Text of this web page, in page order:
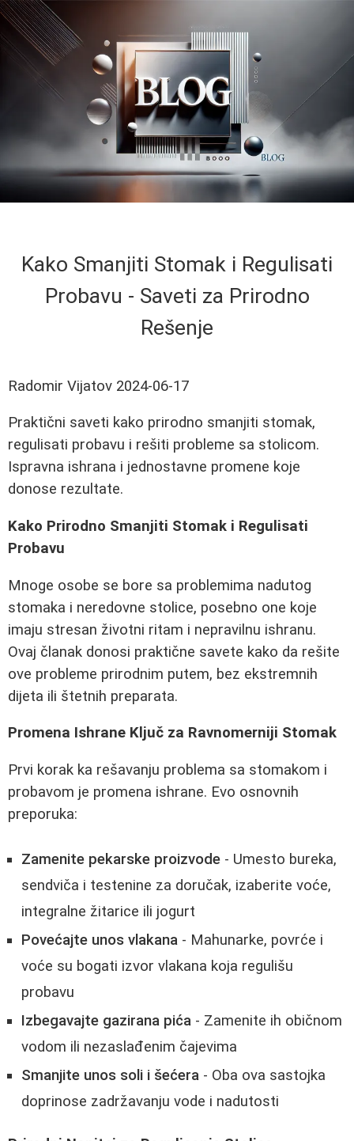
Kako Smanjiti Stomak i Regulisati
Probavu - Saveti za Prirodno
Rešenje
Radomir Vijatov 2024-06-17
Praktični saveti kako prirodno smanjiti stomak,
regulisati probavu i rešiti probleme sa stolicom.
Ispravna ishrana i jednostavne promene koje
donose rezultate.
Kako Prirodno Smanjiti Stomak i Regulisati
Probavu
Mnoge osobe se bore sa problemima nadutog
stomaka i neredovne stolice, posebno one koje
imaju stresan životni ritam i nepravilnu ishranu.
Ovaj članak donosi praktične savete kako da rešite
ove probleme prirodnim putem, bez ekstremnih
dijeta ili štetnih preparata.
Promena Ishrane Ključ za Ravnomerniji Stomak
Prvi korak ka rešavanju problema sa stomakom i
probavom je promena ishrane. Evo osnovnih
preporuka:
Zamenite pekarske proizvode - Umesto bureka,
sendviča i testenine za doručak, izaberite voće,
integralne žitarice ili jogurt
Povećajte unos vlakana - Mahunarke, povrće i
voće su bogati izvor vlakana koja regulišu
probavu
Izbegavajte gazirana pića - Zamenite ih običnom
vodom ili nezaslađenim čajevima
Smanjite unos soli i šećera - Oba ova sastojka
doprinose zadržavanju vode i nadutosti